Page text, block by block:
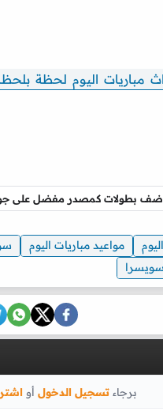
مباريات اليوم لحظة
أضف بطولات كمصدر مفضل على
مواعيد مباريات اليوم
برجاء تسجيل الدخول أو